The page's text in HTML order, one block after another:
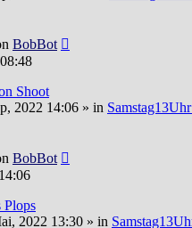
BobBot
Shoot
2022 14:06 » in
BobBot
Plops
2022 13:30 » in